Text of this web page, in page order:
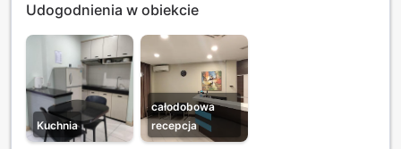
Udogodnienia w obiekcie
Kuchnia
całodobowa
recepcja